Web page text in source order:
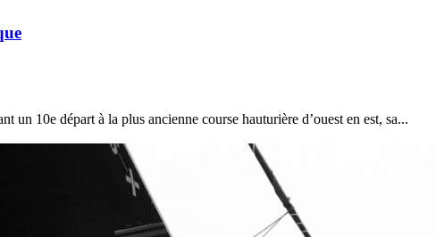
Records, Vitesse absolue
SP80 franchit la barre mythique des 50
Source
13 mars 2025
0
un 10e départ à la plus ancienne course hauturière d’ouest en est, sa...